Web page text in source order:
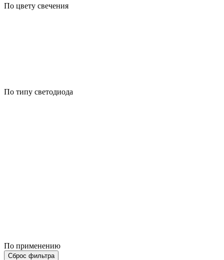
По цвету свечения
По типу светодиода
По применению
Сброс фильтра